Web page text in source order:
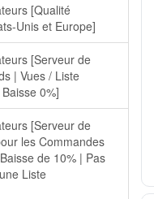
[Qualité
Unis et Europe]
[Serveur de
| Vues / Liste
0%]
[Serveur de
les Commandes
de 10% | Pas
Liste